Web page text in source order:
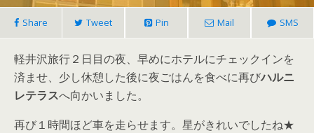
Share Tweet Pin Mail SMS
軽井沢旅行２日目の夜、早めにホテルにチェックインを
済ませ、少し休憩した後に夜ごはんを食べに再びハルニ
レテラスへ向かいました。
再び１時間ほど車を走らせます。星がきれいでしたね★